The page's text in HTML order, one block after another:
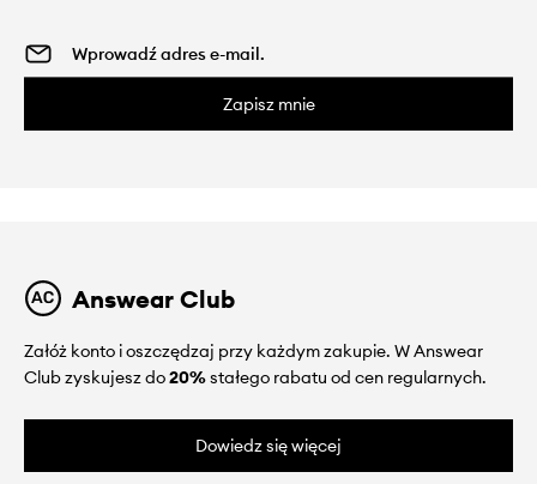
Zapisz mnie
Answear Club
Załóż konto i oszczędzaj przy każdym zakupie. W Answear
Club zyskujesz do20%stałego rabatu od cen regularnych.
Dowiedz się więcej